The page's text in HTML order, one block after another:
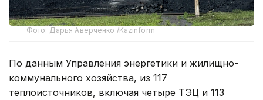
Фото: Дарья Аверченко /Kazinform
По данным Управления энергетики и жилищно-
коммунального хозяйства, из 117
теплоисточников, включая четыре ТЭЦ и 113